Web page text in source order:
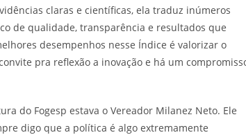
claras e científicas, ela traduz inúmeros
de qualidade, transparência e resultados que
desempenhos nesse Índice é valorizar o
pra reflexão a inovação e há um
do Fogesp estava o Vereador Milanez Neto. Ele
digo que a política é algo extremamente